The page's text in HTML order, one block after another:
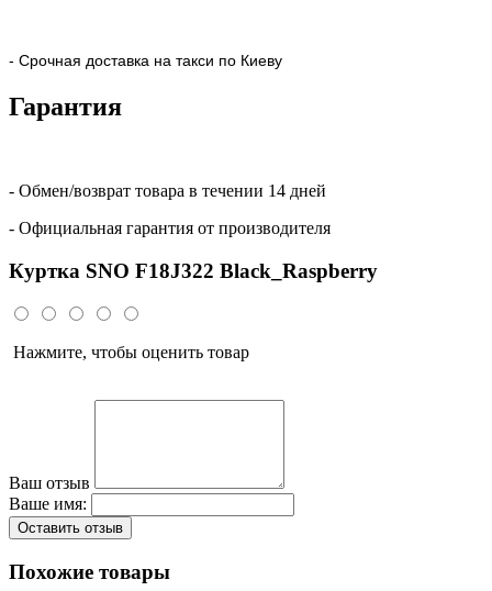
- Срочная доставка на такси по Киеву
Гарантия
- Обмен/возврат товара в течении 14 дней
- Официальная гарантия от производителя
Куртка SNO F18J322 Black_Raspberry
Нажмите, чтобы оценить товар
Ваш отзыв
Ваше имя:
Оставить отзыв
Похожие товары